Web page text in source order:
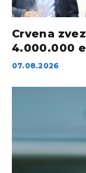
Crvena
4.000.000
07.08.2026